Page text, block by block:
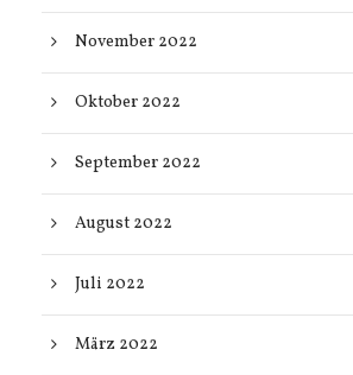
November 2022
Oktober 2022
September 2022
August 2022
Juli 2022
März 2022